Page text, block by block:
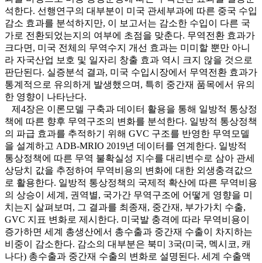
석한다. 선행연구의 대부분이 미국 관세부과에 따른 중국 수입
감소 효과를 분석하지만, 이 보고서는 감소한 수입이 다른 국
가로 전환되었는지의 여부에 초점을 맞춘다. 무역전환 효과가
크다면, 미국 전체의 무역수지 개선 효과는 미미할 뿐만 아니
라 자국산업 보호 및 일자리 창출 효과 역시 크지 않을 것으로
판단된다. 실증분석 결과, 미국 수입시장에서 무역전환 효과가
통계적으로 유의하게 발생했으며, 특히 중간재 품목에서 유의
한 영향이 나타난다.
제4장은 이론모델 구축과 데이터 활용을 통해 일방적 통상정
책에 따른 향후 무역구조의 변화를 분석한다. 일방적 통상정책
의 파급 효과를 추적하기 위해 GVC 구조를 반영한 무역모델
을 설계하고 ADB-MRIO 2019년 데이터를 연계한다. 일방적
통상정책에 따른 무역 불확실성 지수를 대리변수로 삼아 관세
상당치 값을 추정하여 무역비용의 변화에 대한 외생충격값으
로 활용한다. 일방적 통상정책의 국제적 확산에 따른 무역비용
의 상승이 세계, 권역별, 국가간 무역구조에 어떻게 영향을 미
치는지 살펴보며, 그 결과를 최종재, 중간재, 부가가치 수출,
GVC 지표 변화로 제시한다. 미국발 충격에 따라 무역비용이
증가하면 세계 총생산에서 총수출과 중간재 수출이 차지하는
비중이 감소한다. 감소의 대부분은 북미 3국(미국, 멕시코, 캐
나다) 총수출과 중간재 수출의 변화로 설명된다. 세계 수출액